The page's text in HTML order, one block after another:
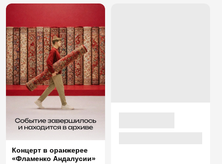
Концерт в оранжерее
«Фламенко Андалусии»